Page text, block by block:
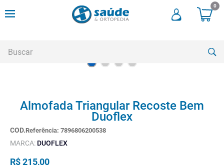
0
Almofada Triangular Recoste Bem
Duoflex
Referência: 7896806200538
MARCA: DUOFLEX
R$215,00
andadores
3º
cadeira rodas
4º
andador